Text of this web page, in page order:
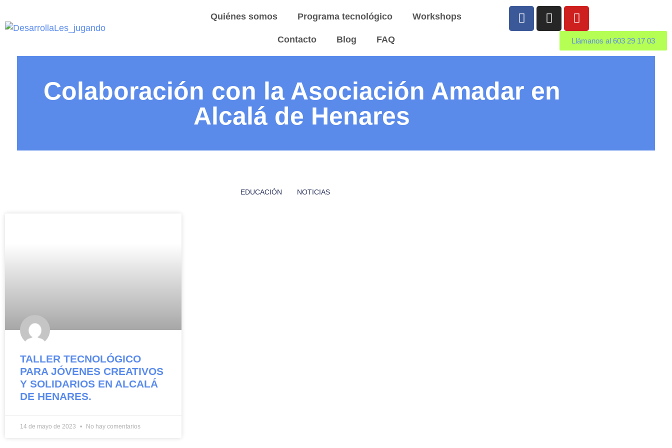
Quiénes somos Programa tecnológico Workshops
Contacto Blog FAQ Llámanos al 603 29 17 03
Colaboración con la Asociación Amadar en
Alcalá de Henares
EDUCACIÓN NOTICIAS
TALLER TECNOLÓGICO
PARA JÓVENES CREATIVOS
Y SOLIDARIOS EN ALCALÁ
DE HENARES.
14 de mayo de 2023 No hay comentarios